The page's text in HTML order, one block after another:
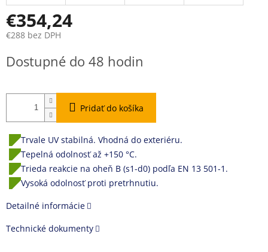
€354,24
€288 bez DPH
cena:
Dostupné do 48 hodin
Pridať do košíka
Trvale UV stabilná. Vhodná do exteriéru.
Tepelná odolnosť až +150 °C.
Trieda reakcie na oheň B (s1-d0) podľa EN 13 501-1.
Vysoká odolnosť proti pretrhnutiu.
Detailné informácie
Technické dokumenty